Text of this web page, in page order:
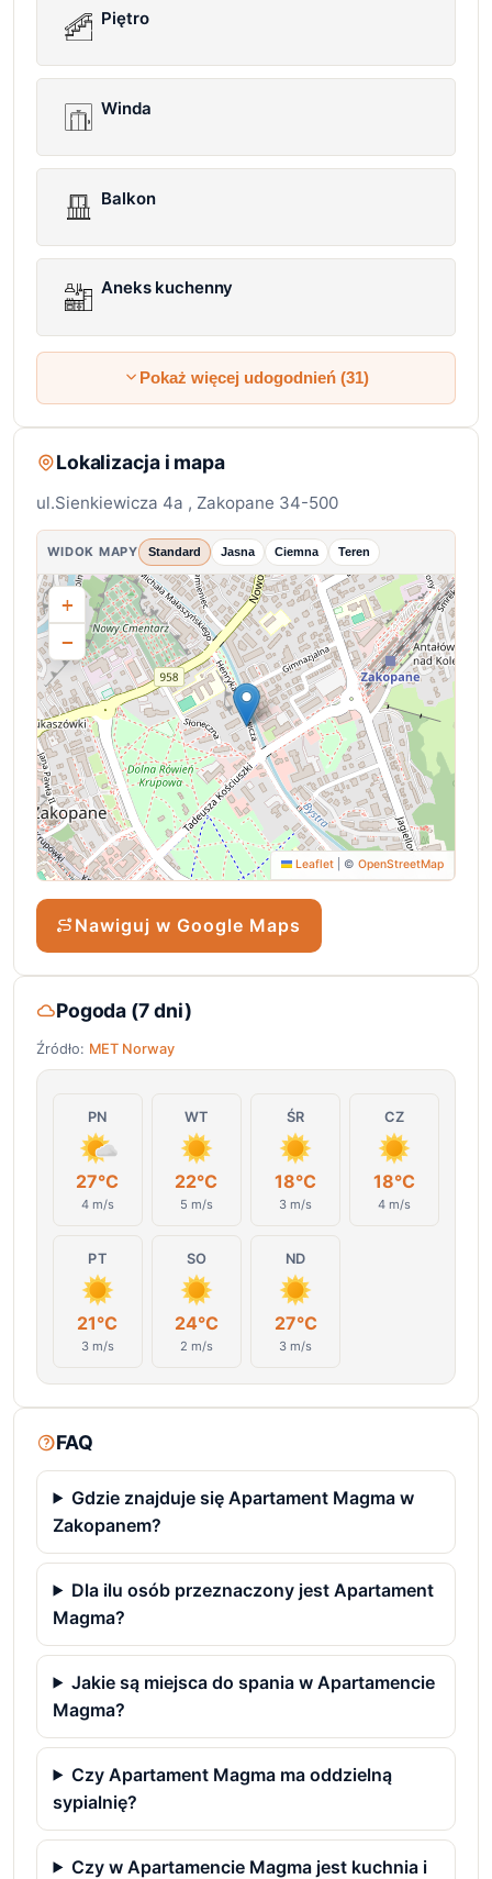
Lokalizacja i mapa
ul.Sienkiewicza 4a , Zakopane 34-500
WIDOK MAPY Standard Jasna Ciemna Teren
+
−
Leaflet ©OpenStreetMap
Nawiguj w Google Maps
Pogoda (7 dni)
Źródło: MET Norway
PN
27°C
4 m/s
WT
22°C
5 m/s
ŚR
18°C
3 m/s
CZ
18°C
4 m/s
PT
21°C
3 m/s
SO
24°C
2 m/s
ND
27°C
3 m/s
FAQ
Gdzie znajduje się Apartament Magma w
Zakopanem?
Dla ilu osób przeznaczony jest Apartament
Magma?
Jakie są miejsca do spania w Apartamencie
Magma?
Czy Apartament Magma ma oddzielną
sypialnię?
Czy w Apartamencie Magma jest kuchnia i
Piętro
Winda
Balkon
Aneks kuchenny
Pokaż więcej udogodnień (31)